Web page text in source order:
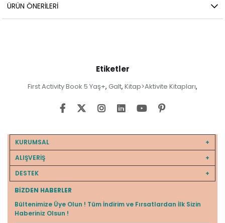
ÜRÜN ÖNERILERI
Etiketler
First Activity Book 5 Yaş+, Galt, Kitap>Aktivite Kitapları,
KURUMSAL
ALIŞVERİŞ
DESTEK
BIZDEN HABERLER
Bültenimize Üye Olun ! Tüm İndirim ve Fırsatlardan İlk Sizin
Haberiniz Olsun !